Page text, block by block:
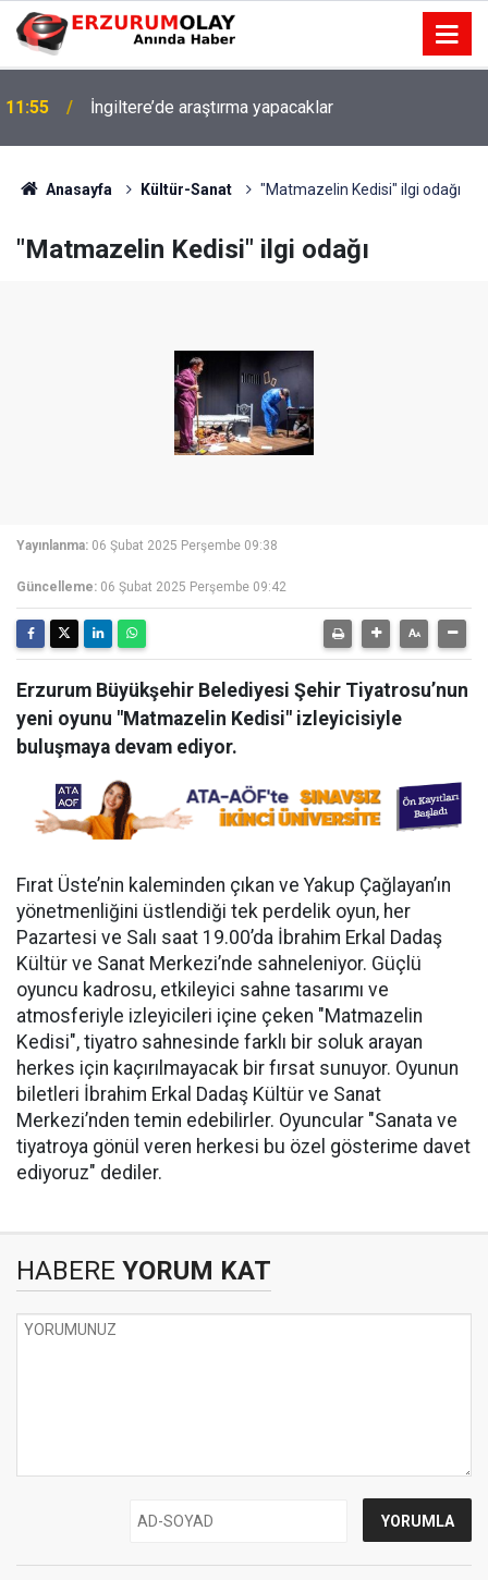
11:55 İngiltere’de araştırma yapacaklar
Anasayfa Kültür-Sanat "Matmazelin Kedisi" ilgi odağı
"Matmazelin Kedisi" ilgi odağı
Yayınlanma: 06 Şubat 2025 Perşembe 09:38
Güncelleme: 06 Şubat 2025 Perşembe 09:42
Erzurum Büyükşehir Belediyesi Şehir Tiyatrosu’nun
yeni oyunu "Matmazelin Kedisi" izleyicisiyle
buluşmaya devam ediyor.
Fırat Üste’nin kaleminden çıkan ve Yakup Çağlayan’ın
yönetmenliğini üstlendiği tek perdelik oyun, her
Pazartesi ve Salı saat 19.00’da İbrahim Erkal Dadaş
Kültür ve Sanat Merkezi’nde sahneleniyor. Güçlü
oyuncu kadrosu, etkileyici sahne tasarımı ve
atmosferiyle izleyicileri içine çeken "Matmazelin
Kedisi", tiyatro sahnesinde farklı bir soluk arayan
herkes için kaçırılmayacak bir fırsat sunuyor. Oyunun
biletleri İbrahim Erkal Dadaş Kültür ve Sanat
Merkezi’nden temin edebilirler. Oyuncular "Sanata ve
tiyatroya gönül veren herkesi bu özel gösterime davet
ediyoruz" dediler.
HABERE YORUM KAT